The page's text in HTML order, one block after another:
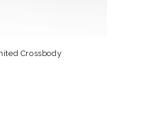
Crossbody